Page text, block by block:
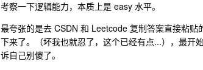
考察一下逻辑能力，本质上是 easy 水平。
最夸张的是去 CSDN 和 Leetcode 复制答案直接粘
下来了。（坏我也就忍了，这个已经有点...），最开
诉自己别傻了。